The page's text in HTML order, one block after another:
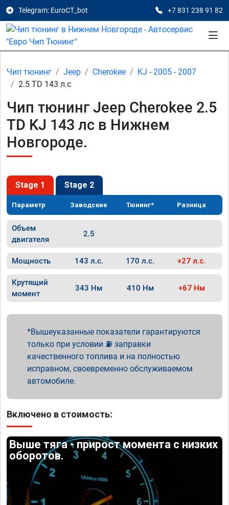
Telegram: EuroCT_bot +7 831 238 91 82
Чип тюнинг Jeep Cherokee
KJ - 2005 - 2007
2.5 TD 143 л.с
Чип тюнинг Jeep Cherokee 2.5
TD KJ 143 лс в Нижнем
Новгороде.
Stage 1 Stage 2
Параметр Заводские Тюнинг* Разница
Объем
двигателя
2.5
Мощность 143 л.с. 170 л.с. +27 л.с.
Крутящий
момент
343 Нм 410 Нм +67 Нм
Вышеуказанные показатели гарантируются
только при условии ⛽ заправки
качественного топлива и на полностью
исправном, своевременно обслуживаемом
автомобиле.
Включено в стоимость:
Выше тяга - прирост момента с низких
оборотов.